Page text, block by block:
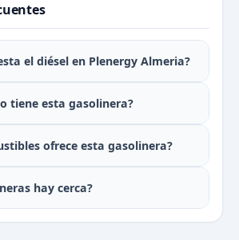
el diésel en Plenergy Almeria?
tiene esta gasolinera?
ofrece esta gasolinera?
hay cerca?